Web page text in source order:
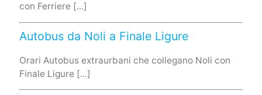
con Ferriere [...]
Autobus da Noli a Finale Ligure
Orari Autobus extraurbani che collegano Noli con
Finale Ligure [...]